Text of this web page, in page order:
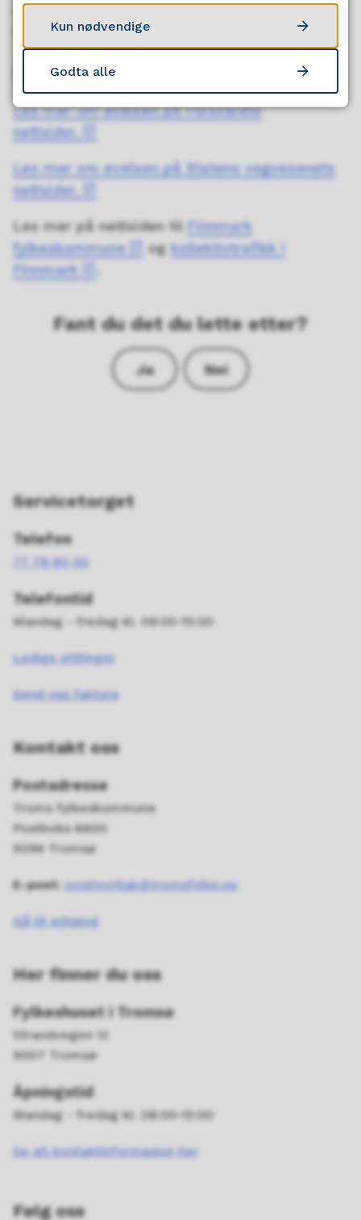
og forlengelse av NATO-øvelsen Steadfast
Defender med til sammen 90 000 deltakere.
Mer informasjon
Les mer om øvelsen på Forsvarets
nettsider.
Les mer om øvelsen på Statens vegvesenets
nettsider.
Les mer på nettsiden til Finnmark
fylkeskommune
og kollektivtrafikk i
Finnmark
Fant du det du lette etter?
Ja Nei
Servicetorget
Telefon
77 78 80 00
Telefontid
Mandag - fredag kl. 09:00-15:00
Ledige stillinger
Send oss faktura
Kontakt oss
Postadresse
Troms fylkeskommune
Postboks 6600
9296 Tromsø
E-post: postmottak@tromsfylke.no
Gå til eDialog
Her finner du oss
Fylkeshuset i Tromsø
Strandvegen 13
9007 Tromsø
Åpningstid
Mandag - fredag kl. 08:00-15:00
Se all kontaktinformasjon her
Følg oss
Kun nødvendige
Godta alle